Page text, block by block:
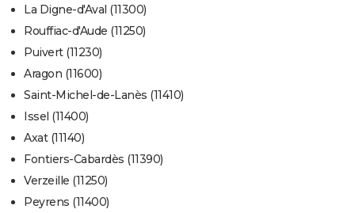
La Digne-d'Aval (11300)
Rouffiac-d'Aude (11250)
Puivert (11230)
Aragon (11600)
Saint-Michel-de-Lanès (11410)
Issel (11400)
Axat (11140)
Fontiers-Cabardès (11390)
Verzeille (11250)
Peyrens (11400)